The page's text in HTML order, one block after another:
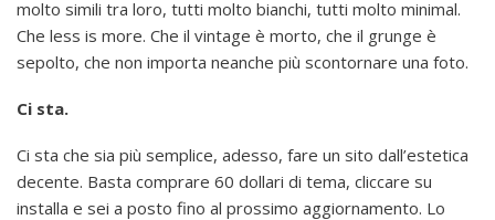
molto simili tra loro, tutti molto bianchi, tutti molto minimal.
Che less is more. Che il vintage è morto, che il grunge è
sepolto, che non importa neanche più scontornare una foto.
Ci sta.
Ci sta che sia più semplice, adesso, fare un sito dall’estetica
decente. Basta comprare 60 dollari di tema, cliccare su
installa e sei a posto fino al prossimo aggiornamento. Lo